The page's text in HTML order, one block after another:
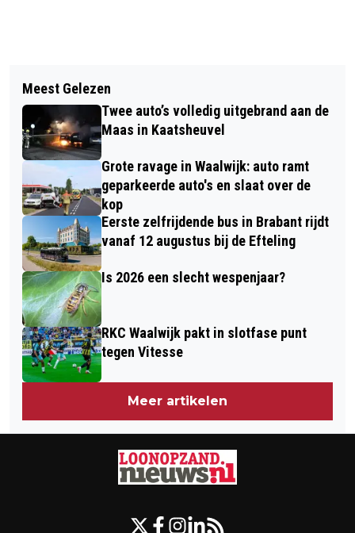
MOTORRIJDSTER GEWOND BIJ
ONGEVAL OP KRUISING IN WAALWIJK
BESTUURDER BEVRIJD NADAT AUTO
IN SLOOT TERECHTKOMT BIJ WASPIK,
REE OVERLEDEN
Meest Gelezen
Twee auto’s volledig uitgebrand aan de
Maas in Kaatsheuvel
Grote ravage in Waalwijk: auto ramt
geparkeerde auto's en slaat over de
kop
Eerste zelfrijdende bus in Brabant rijdt
vanaf 12 augustus bij de Efteling
Is 2026 een slecht wespenjaar?
RKC Waalwijk pakt in slotfase punt
tegen Vitesse
Meer artikelen